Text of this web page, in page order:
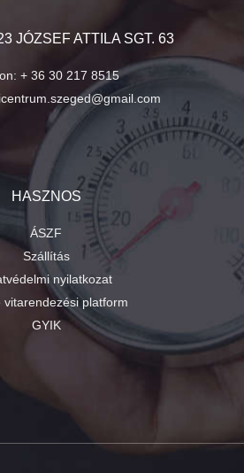
JÓZSEF ATTILA SGT. 63
+ 36 30 217 8515
HASZNOS
ÁSZF
Szállítás
nyilatkozat
vitarendezési platform
GYIK